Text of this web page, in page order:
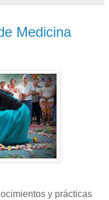
Medicina
y prácticas